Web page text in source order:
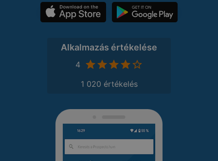
Alkalmazás értékelése
4
1 020 értékelés